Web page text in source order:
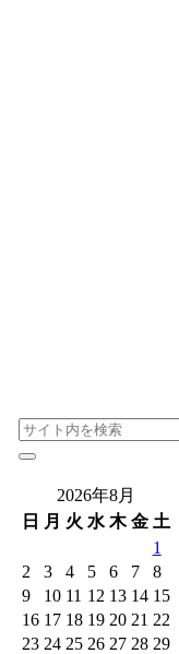
2026年8月
日
月 火 水 木 金 土
1
2
3 4 5 6 7
8
9
10 11 12 13 14 15
16 17 18 19 20 21 22
23 24 25 26 27 28 29